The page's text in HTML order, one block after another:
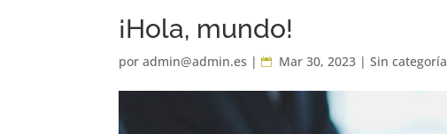
¡Hola, mundo!
poradmin@admin.es | Mar 30, 2023 |Sin categoría